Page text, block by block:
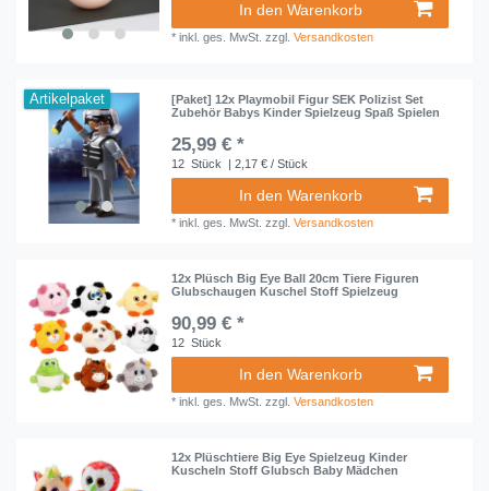
In den Warenkorb
*inkl. ges. MwSt. zzgl.Versandkosten
Artikelpaket
[Paket] 12x Playmobil Figur SEK Polizist Set
Zubehör Babys Kinder Spielzeug Spaß Spielen
25,99 € *
12 Stück | 2,17 € / Stück
In den Warenkorb
*inkl. ges. MwSt. zzgl.Versandkosten
12x Plüsch Big Eye Ball 20cm Tiere Figuren
Glubschaugen Kuschel Stoff Spielzeug
90,99 € *
12 Stück
In den Warenkorb
*inkl. ges. MwSt. zzgl.Versandkosten
12x Plüschtiere Big Eye Spielzeug Kinder
Kuscheln Stoff Glubsch Baby Mädchen